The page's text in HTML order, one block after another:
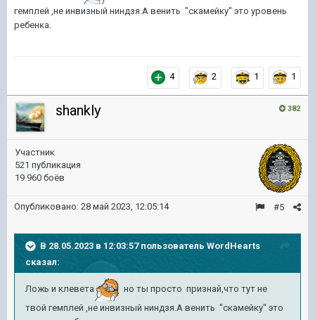
гемплей ,не инвизный ниндзя.А венить "скамейку" это уровень
ребенка.
4 2 1 1
382
shankly
Участник
521 публикация
19 960 боёв
#5
Опубликовано: 28 май 2023, 12:05:14
В 28.05.2023 в 12:03:57 пользователь WordHearts
сказал:
Ложь и клевета
но ты просто признай,что тут не
твой гемплей ,не инвизный ниндзя.А венить "скамейку" это